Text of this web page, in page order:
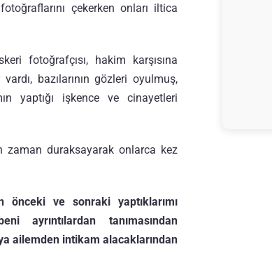
çekerken onları iltica
fotoğrafçısı, hakim karşısına
bazılarının gözleri oyulmuş,
yaptığı işkence ve cinayetleri
zaman duraksayarak onlarca kez
önceki ve sonraki yaptıklarımı
tanımasından
ailemden intikam alacaklarından